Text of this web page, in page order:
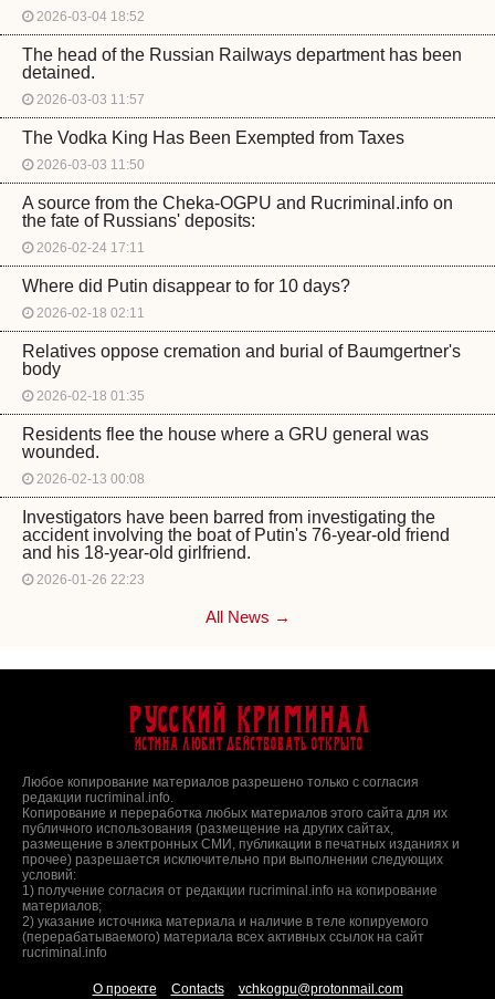
2026-03-04 18:52
The head of the Russian Railways department has been
detained.
2026-03-03 11:57
The Vodka King Has Been Exempted from Taxes
2026-03-03 11:50
A source from the Cheka-OGPU and Rucriminal.info on
the fate of Russians' deposits:
2026-02-24 17:11
Where did Putin disappear to for 10 days?
2026-02-18 02:11
Relatives oppose cremation and burial of Baumgertner's
body
2026-02-18 01:35
Residents flee the house where a GRU general was
wounded.
2026-02-13 00:08
Investigators have been barred from investigating the
accident involving the boat of Putin's 76-year-old friend
and his 18-year-old girlfriend.
2026-01-26 22:23
All News →
Русский Криминал
Истина любит действовать открыто
Любое копирование материалов разрешено только с согласия
редакции rucriminal.info.
Копирование и переработка любых материалов этого сайта для их
публичного использования (размещение на других сайтах,
размещение в электронных СМИ, публикации в печатных изданиях и
прочее) разрешается исключительно при выполнении следующих
условий:
1) получение согласия от редакции rucriminal.info на копирование
материалов;
2) указание источника материала и наличие в теле копируемого
(перерабатываемого) материала всех активных ссылок на сайт
rucriminal.info
О проекте Contacts vchkogpu@protonmail.com